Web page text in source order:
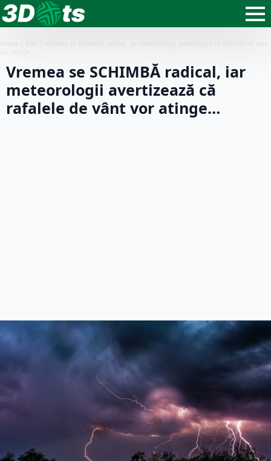
Vremea se SCHIMBĂ radical, iar
meteorologii avertizează că
rafalele de vânt vor atinge…